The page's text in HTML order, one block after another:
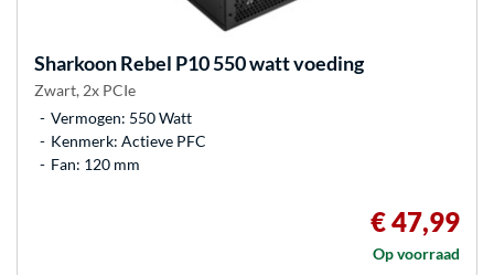
SharkoonRebel P10 550 watt voeding
Zwart, 2x PCIe
Vermogen: 550 Watt
Kenmerk: Actieve PFC
Fan: 120 mm
€ 47,99
Op voorraad